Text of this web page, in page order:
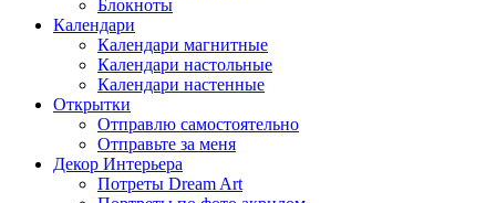
Блокноты
Календари
Календари магнитные
Календари настольные
Календари настенные
Открытки
Отправлю самостоятельно
Отправьте за меня
Декор Интерьера
Потреты Dream Art